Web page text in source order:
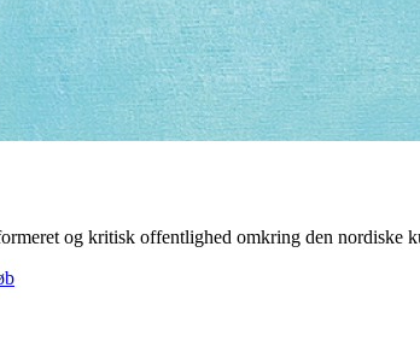
og kritisk offentlighed omkring den nordiske